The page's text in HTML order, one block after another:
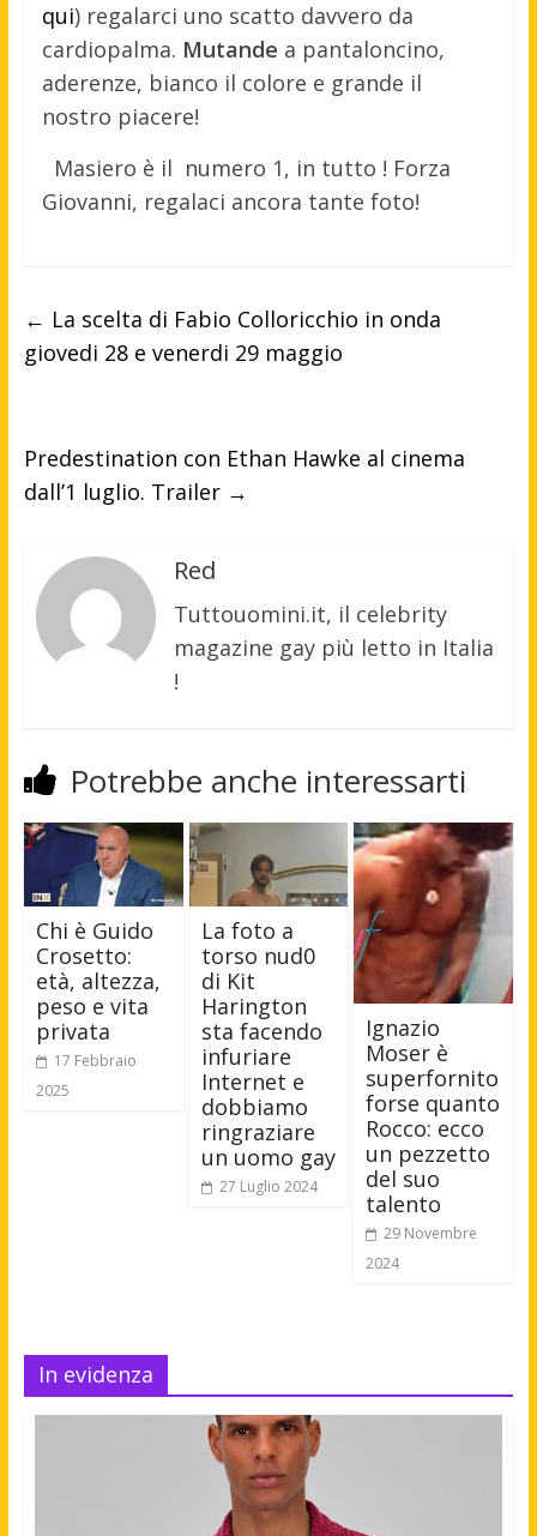
qui) regalarci uno scatto davvero da
cardiopalma. Mutande a pantaloncino,
aderenze, bianco il colore e grande il
nostro piacere!
Masiero è il numero 1, in tutto ! Forza
Giovanni, regalaci ancora tante foto!
← La scelta di Fabio Colloricchio in onda
giovedi 28 e venerdi 29 maggio
Predestination con Ethan Hawke al cinema
dall’1 luglio. Trailer →
Red
Tuttouomini.it, il celebrity
magazine gay più letto in Italia
!
Potrebbe anche interessarti
Chi è Guido
Crosetto:
età, altezza,
peso e vita
privata
17 Febbraio
2025
La foto a
torso nud0
di Kit
Harington
sta facendo
infuriare
Internet e
dobbiamo
ringraziare
un uomo gay
27 Luglio 2024
Ignazio
Moser è
superfornito
forse quanto
Rocco: ecco
un pezzetto
del suo
talento
29 Novembre
2024
In evidenza